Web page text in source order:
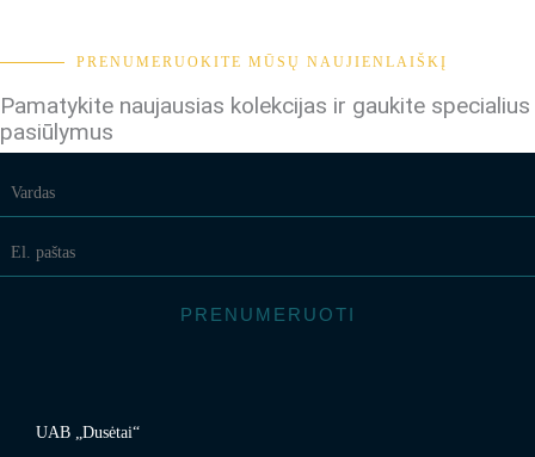
PRENUMERUOKITE MŪSŲ NAUJIENLAIŠKĮ
Pamatykite naujausias kolekcijas ir gaukite specialius
pasiūlymus
PRENUMERUOTI
UAB „Dusėtai“